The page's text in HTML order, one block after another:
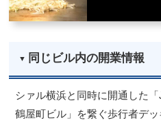
同じビル内の開業情報
シァル横浜と同時に開通した
鶴屋町ビル」を繋ぐ歩行者デッ